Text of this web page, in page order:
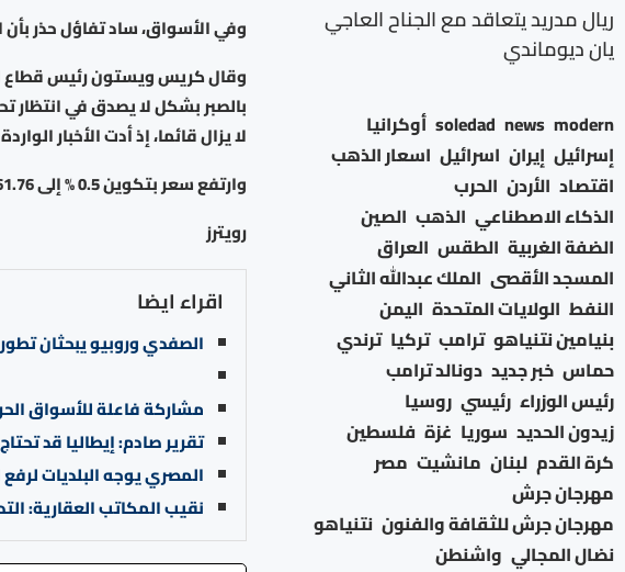
وفي الأسواق، ساد تفاؤل حذر
وقال كريس ويستون رئيس قطاع
بالصبر بشكل لا يصدق في انتظار
لا يزال قائما، إذ أدت الأخبار
وارتفع سعر بتكوين 0.5 % إلى 76961.76 دولارا، بينما استقر سعر إيثر عند 2091.65 دولارا.
رويترز
اقراء ايضا
الصفدي وروبيو يبحثان
مشاركة فاعلة للأسواق
تقرير صادم: إيطاليا قد
المصري يوجه البلديات
نقيب المكاتب العقارية: التداول جيد..
ريال مدريد يتعاقد مع الجناح العاجي
يان ديوماندي
modern
news
soledad أوكرانيا
إسرائيل إيران اسرائيل اسعار الذهب
اقتصاد الأردن الحرب
الذكاء الاصطناعي الذهب الصين
الضفة الغربية الطقس العراق
المسجد الأقصى الملك عبدالله الثاني
النفط الولايات المتحدة اليمن
بنيامين نتنياهو ترامب تركيا ترندي
حماس خبر جديد دونالد ترامب
رئيس الوزراء رئيسي روسيا
زيدون الحديد سوريا غزة فلسطين
كرة القدم لبنان مانشيت مصر
مهرجان جرش
مهرجان جرش للثقافة والفنون نتنياهو
نضال المجالي واشنطن